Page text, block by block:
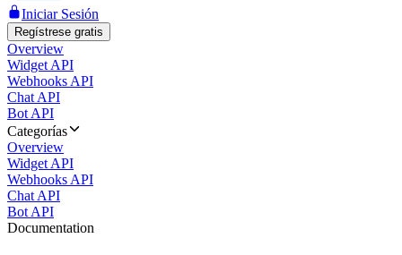
Iniciar Sesión
Regístrese gratis
Overview
Widget API
Webhooks API
Chat API
Bot API
Categorías
Overview
Widget API
Webhooks API
Chat API
Bot API
Documentation